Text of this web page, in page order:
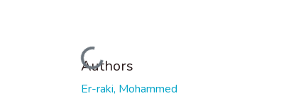
Loading...
Authors
Er-raki, Mohammed